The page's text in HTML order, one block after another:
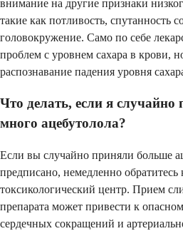
внимание на другие признаки
такие как потливость, спутанность
головокружение. Само по себе
проблем с уровнем сахара в крови,
распознавание падения уровня
Что делать, если я
много ацебутолола?
Если вы случайно приняли больше
предписано, немедленно обратитесь
токсикологический центр. Прием
препарата может привести к
сердечных сокращений и